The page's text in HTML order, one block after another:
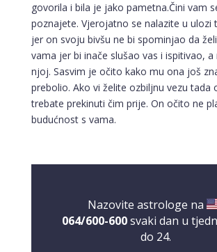
govorila i bila je jako pametna.Čini vam
poznajete. Vjerojatno se nalazite u ulozi
jer on svoju bivšu ne bi spominjao da
vama jer bi inače slušao vas i ispitivao,
njoj. Sasvim je očito kako mu ona još
prebolio. Ako vi želite ozbiljnu vezu tada
trebate prekinuti čim prije. On očito ne
budućnost s vama.
Nazovite astrologe na
064/600-600svaki dan u
do 24.